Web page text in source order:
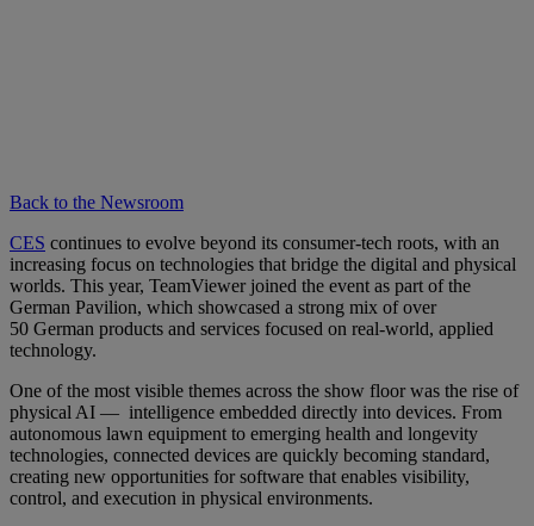
Back to the Newsroom
CES continues to evolve beyond its consumer-tech roots, with an
increasing focus on technologies that bridge the digital and physical
worlds. This year, TeamViewer joined the event as part of the
German Pavilion, which showcased a strong mix of over
50 German products and services focused on real-world, applied
technology.
One of the most visible themes across the show floor was the rise of
physical AI — intelligence embedded directly into devices. From
autonomous lawn equipment to emerging health and longevity
technologies, connected devices are quickly becoming standard,
creating new opportunities for software that enables visibility,
control, and execution in physical environments.